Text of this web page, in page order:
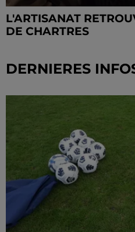
L'ARTISANAT
DE CHARTRES
DERNIERES